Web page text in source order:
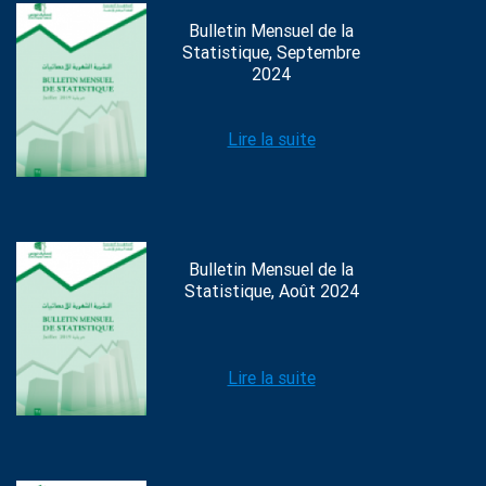
Bulletin Mensuel de la
Statistique, Septembre
2024
Lire la suite
Bulletin Mensuel de la
Statistique, Août 2024
Lire la suite